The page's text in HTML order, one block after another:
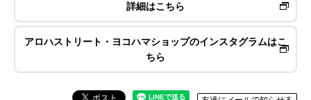
詳細はこちら
アロハストリート・ヨコハマショップのインスタグラムはこ
ちら